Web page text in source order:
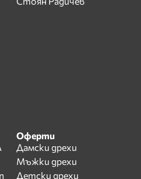
Оферти
Дамски дрехи
Мъжки дрехи
Детски дрехи